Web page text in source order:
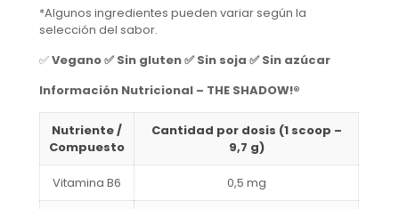
*Algunos ingredientes pueden variar según la
selección del sabor.
✅Vegano ✅ Sin gluten ✅ Sin soja ✅ Sin azúcar
Información Nutricional – THE SHADOW!®
Nutriente /
Compuesto
Cantidad por dosis (1 scoop –
9,7 g)
Vitamina B6 0,5 mg